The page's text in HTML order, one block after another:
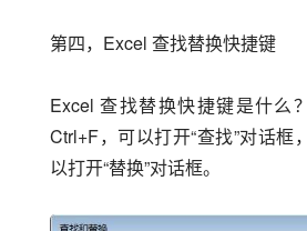
第四，Excel 查找替换快捷键
Excel 查找替换快捷键是什么
Ctrl+F，可以打开“查找”对话框
以打开“替换”对话框。